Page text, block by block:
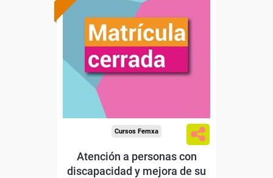
Cursos Femxa
Atención a personas con
discapacidad y mejora de su